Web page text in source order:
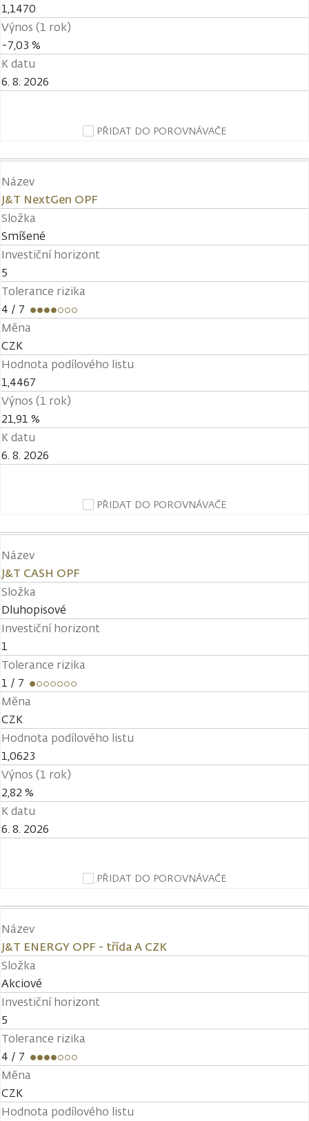
1,1470
Výnos (1 rok)
-7,03 %
K datu
6. 8. 2026
PŘIDAT DO POROVNÁVAČE
Název
J&T NextGen OPF
Složka
Smíšené
Investiční horizont
5
Tolerance rizika
4 / 7
Měna
CZK
Hodnota podílového listu
1,4467
Výnos (1 rok)
21,91 %
K datu
6. 8. 2026
PŘIDAT DO POROVNÁVAČE
Název
J&T CASH OPF
Složka
Dluhopisové
Investiční horizont
1
Tolerance rizika
1 / 7
Měna
CZK
Hodnota podílového listu
1,0623
Výnos (1 rok)
2,82 %
K datu
6. 8. 2026
PŘIDAT DO POROVNÁVAČE
Název
J&T ENERGY OPF - třída A CZK
Složka
Akciové
Investiční horizont
5
Tolerance rizika
4 / 7
Měna
CZK
Hodnota podílového listu